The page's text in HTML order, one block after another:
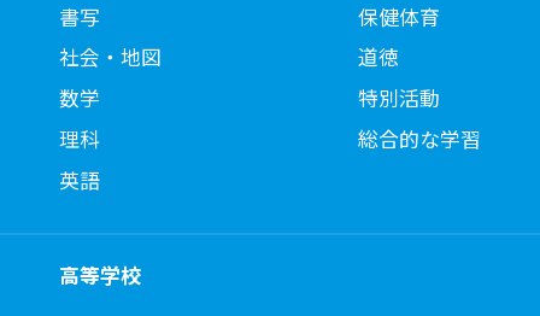
書写
社会・地図
数学
理科
英語
保健体育
道徳
特別活動
総合的な学習
高等学校